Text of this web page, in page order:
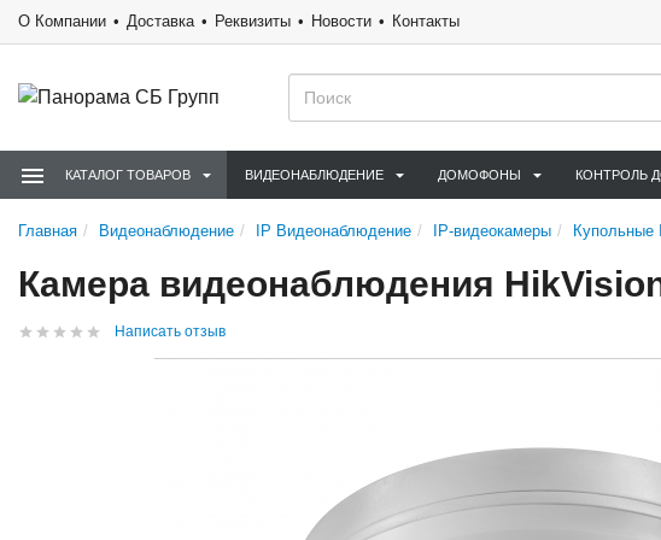
О Компании Доставка Реквизиты Новости Контакты
КАТАЛОГ ТОВАРОВ ВИДЕОНАБЛЮДЕНИЕ ДОМОФОНЫ КОНТРОЛЬ
Главная Видеонаблюдение IP Видеонаблюдение IP-видеокамеры Купольные
Камера видеонаблюдения
Написать отзыв